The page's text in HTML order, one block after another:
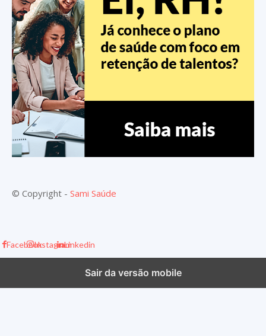
© Copyright - Sami Saúde
FacebookInstagramLinkedin
Sair da versão mobile